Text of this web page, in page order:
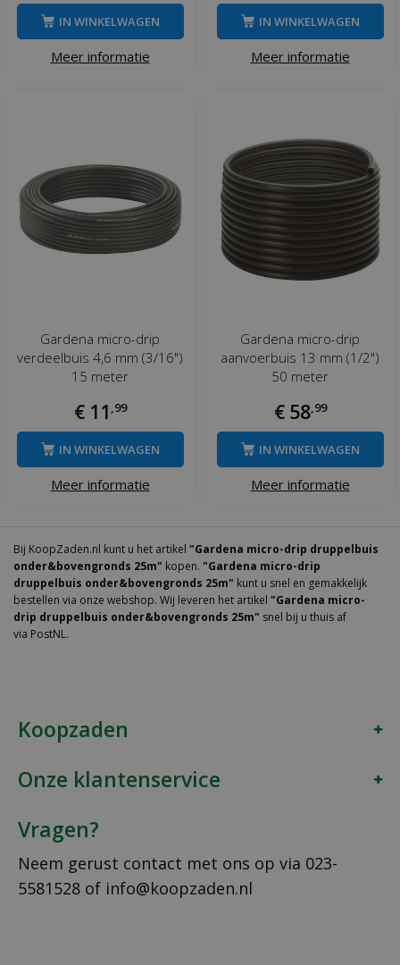
Meer informatie
IN WINKELWAGEN
Meer informatie
IN WINKELWAGEN
Gardena micro-drip
verdeelbuis 4,6 mm (3/16")
15 meter
€ 11 ,99
Meer informatie
IN WINKELWAGEN
Gardena micro-drip
aanvoerbuis 13 mm (1/2")
50 meter
€ 58,99
Meer informatie
IN WINKELWAGEN
Bij KoopZaden.nl kunt u het artikel "Gardena micro-drip druppelbuis
onder&bovengronds 25m" kopen. "Gardena micro-drip
druppelbuis onder&bovengronds 25m" kunt u snel en gemakkelijk
bestellen via onze webshop. Wij leveren het artikel "Gardena micro-
drip druppelbuis onder&bovengronds 25m" snel bij u thuis af
via PostNL.
Koopzaden
Onze klantenservice
Vragen?
Neem gerust contact met ons op via 023-
5581528 of info@koopzaden.nl